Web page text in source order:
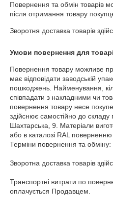
Повернення та обмін товарів
після отримання товару
Зворотня доставка товарів
Умови повернення для
Повернення товару можливе
має відповідати заводській
пошкоджень. Найменування,
співпадати з накладними чи
повернення товару несе
здійснює самостійно до складу
Шахтарська, 9. Матеріали
або в каталозі RAL поверненню
Терміни повернення та обміну:
Зворотна доставка товарів
Транспортні витрати по
оплачується Продавцем.